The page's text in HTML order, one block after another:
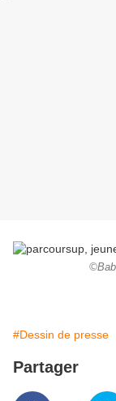
#Dessin de presse
Partager